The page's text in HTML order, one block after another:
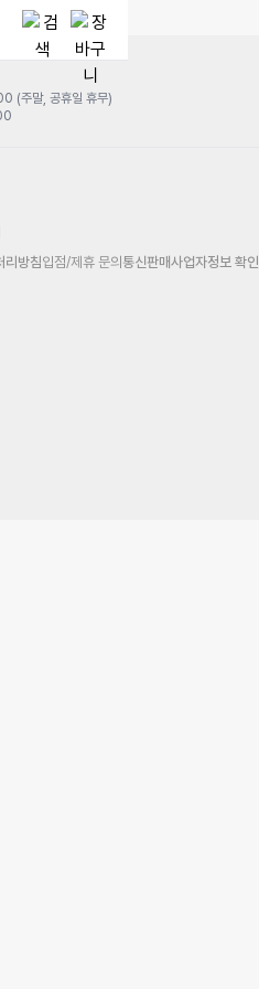
(주말, 공휴일 휴무)
리방침입점/제휴 문의통신판매사업자정보 확인